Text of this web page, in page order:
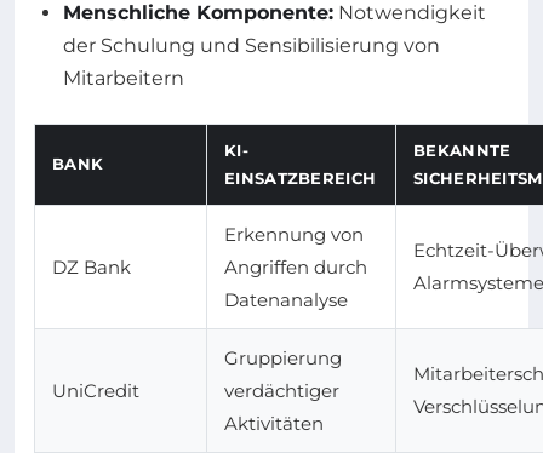
Menschliche Komponente: Notwendigkeit
der Schulung und Sensibilisierung von
Mitarbeitern
BANK
KI-
EINSATZBEREICH
BEKANNTE
DZ Bank
Erkennung von
Angriffen durch
Datenanalyse
Echtzeit-
Alarmsysteme
UniCredit
Gruppierung
verdächtiger
Aktivitäten